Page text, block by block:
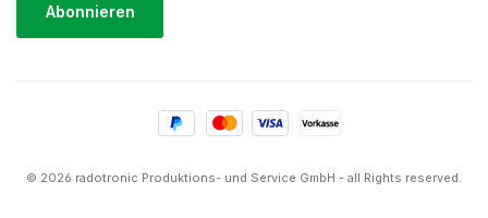
Abonnieren
© 2026 radotronic Produktions- und Service GmbH - all Rights reserved.